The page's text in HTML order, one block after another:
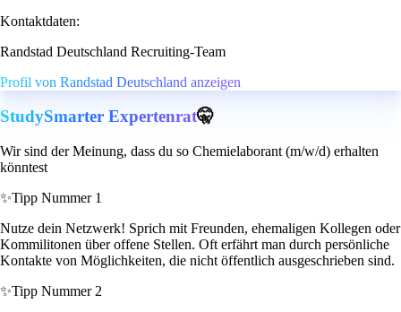
Kontaktdaten:
Randstad Deutschland Recruiting-Team
Profil von Randstad Deutschland anzeigen
StudySmarter Expertenrat🤫
Wir sind der Meinung, dass du so Chemielaborant (m/w/d) erhalten
könntest
✨Tipp Nummer 1
Nutze dein Netzwerk! Sprich mit Freunden, ehemaligen Kollegen oder
Kommilitonen über offene Stellen. Oft erfährt man durch persönliche
Kontakte von Möglichkeiten, die nicht öffentlich ausgeschrieben sind.
✨Tipp Nummer 2